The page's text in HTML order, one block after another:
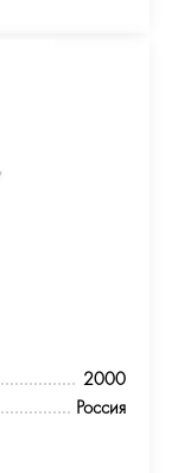
2000
Россия